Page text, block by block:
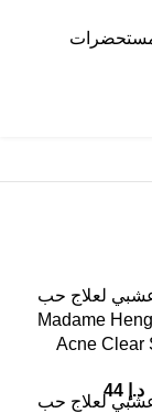
لعلاج حب
الشباب Madame Heng
Acne Clear
د.إ 44
لعلاج حب